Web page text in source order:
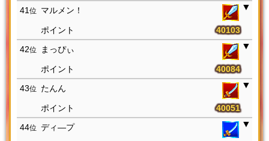
41 位 マルメン！
40103
42位 まっぴぃ
40084
43位 たんん
40051
44位 ディ―プ